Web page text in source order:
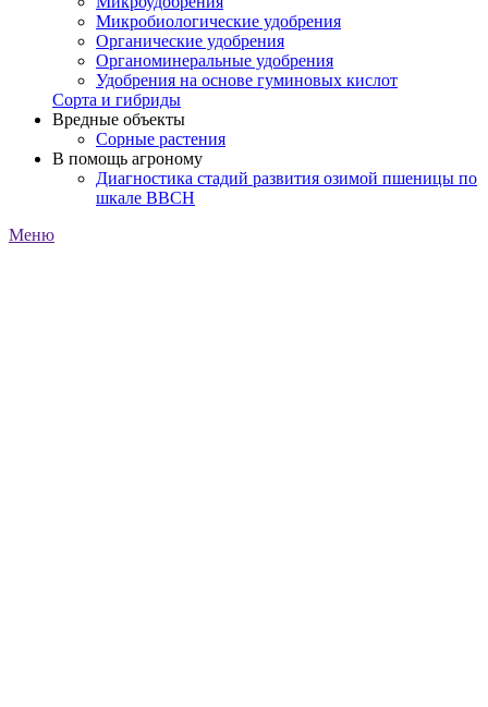
Микробиологические удобрения
Органические удобрения
Органоминеральные удобрения
Удобрения на основе гуминовых кислот
Сорта и гибриды
Вредные объекты
Сорные растения
В помощь агроному
Диагностика стадий развития озимой пшеницы по
шкале ВВСН
Меню